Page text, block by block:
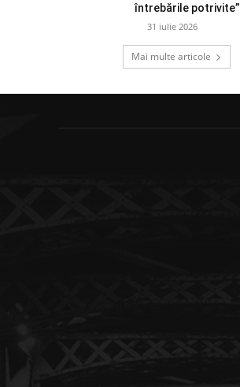
întrebările potrivite”
31 iulie 2026
Mai multe articole